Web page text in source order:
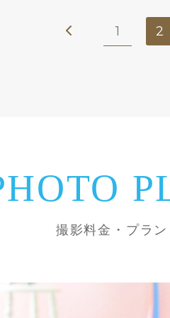
1 2
撮影料金・プラン